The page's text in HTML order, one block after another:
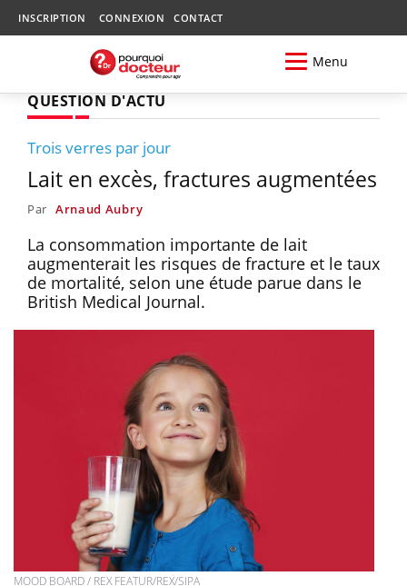
INSCRIPTION CONNEXION CONTACT
Menu
QUESTION D'ACTU
Trois verres par jour
Lait en excès, fractures augmentées
Par Arnaud Aubry
La consommation importante de lait
augmenterait les risques de fracture et le taux
de mortalité, selon une étude parue dans le
British Medical Journal.
MOOD BOARD / REX FEATUR/REX/SIPA